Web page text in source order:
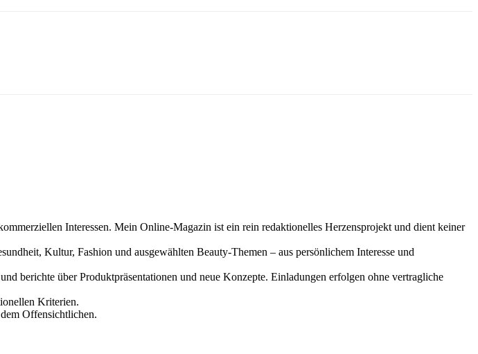
Interessen. Mein Online-Magazin ist ein rein redaktionelles Herzensprojekt und dient keiner
Kultur, Fashion und ausgewählten Beauty-Themen – aus persönlichem Interesse und
berichte über Produktpräsentationen und neue Konzepte. Einladungen erfolgen ohne vertragliche
Kriterien.
Offensichtlichen.